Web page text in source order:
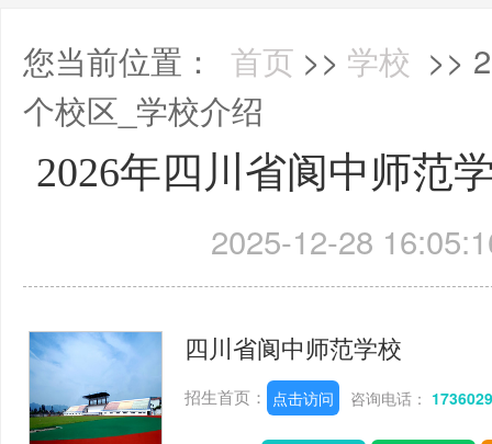
您当前位置： 首页 >> 学校 >>
个校区_学校介绍
2026年四川省阆中师范
2025-12-28
四川省阆中师范学校
招生首页： 点击访问 咨询电话：